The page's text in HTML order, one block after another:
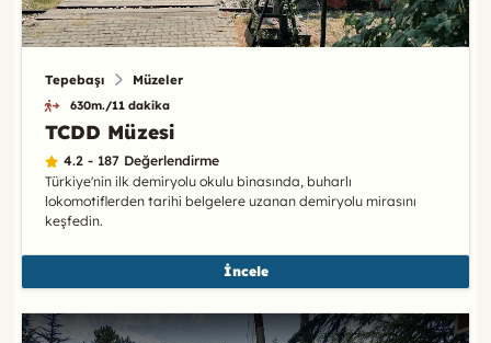
Tepebaşı Müzeler
630m./11 dakika
TCDD Müzesi
4.2 - 187 Değerlendirme
Türkiye'nin ilk demiryolu okulu binasında, buharlı
lokomotiflerden tarihi belgelere uzanan demiryolu mirasını
keşfedin.
İncele